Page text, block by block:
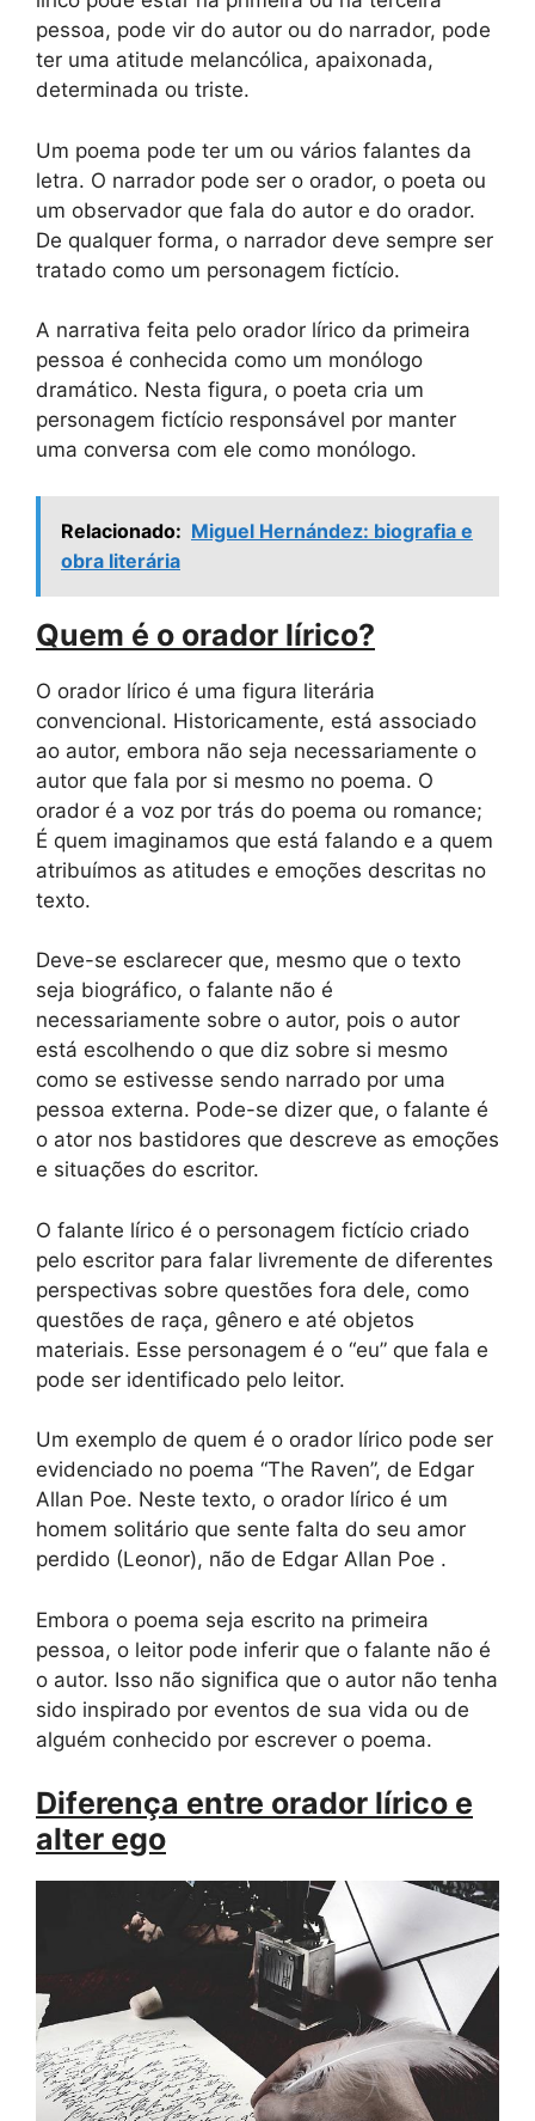
pessoa, pode vir do autor ou do narrador, pode
ter uma atitude melancólica, apaixonada,
determinada ou triste.
Um poema pode ter um ou vários falantes da
letra. O narrador pode ser o orador, o poeta ou
um observador que fala do autor e do orador.
De qualquer forma, o narrador deve sempre ser
tratado como um personagem fictício.
A narrativa feita pelo orador lírico da primeira
pessoa é conhecida como um monólogo
dramático. Nesta figura, o poeta cria um
personagem fictício responsável por manter
uma conversa com ele como monólogo.
Relacionado: Miguel Hernández: biografia e
obra literária
Quem é o orador lírico?
O orador lírico é uma figura literária
convencional. Historicamente, está associado
ao autor, embora não seja necessariamente o
autor que fala por si mesmo no poema. O
orador é a voz por trás do poema ou romance;
É quem imaginamos que está falando e a quem
atribuímos as atitudes e emoções descritas no
texto.
Deve-se esclarecer que, mesmo que o texto
seja biográfico, o falante não é
necessariamente sobre o autor, pois o autor
está escolhendo o que diz sobre si mesmo
como se estivesse sendo narrado por uma
pessoa externa. Pode-se dizer que, o falante é
o ator nos bastidores que descreve as emoções
e situações do escritor.
O falante lírico é o personagem fictício criado
pelo escritor para falar livremente de diferentes
perspectivas sobre questões fora dele, como
questões de raça, gênero e até objetos
materiais. Esse personagem é o “eu” que fala e
pode ser identificado pelo leitor.
Um exemplo de quem é o orador lírico pode ser
evidenciado no poema “The Raven”, de Edgar
Allan Poe. Neste texto, o orador lírico é um
homem solitário que sente falta do seu amor
perdido (Leonor), não de Edgar Allan Poe .
Embora o poema seja escrito na primeira
pessoa, o leitor pode inferir que o falante não é
o autor. Isso não significa que o autor não tenha
sido inspirado por eventos de sua vida ou de
alguém conhecido por escrever o poema.
Diferença entre orador lírico e
alter ego